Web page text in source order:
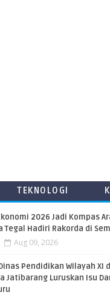
TEKNOLOGI
2026 Jadi Kompas
Tegal Hadiri Rakorda di
Aug 09, 2026
Pendidikan Wilayah XI
Jatibarang Luruskan Isu